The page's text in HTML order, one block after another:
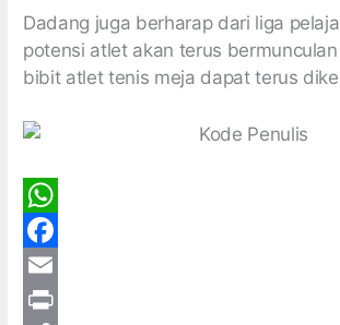
Dadang juga berharap dari liga
potensi atlet akan terus
bibit atlet tenis meja dapat terus
W
h
a
F
a
E